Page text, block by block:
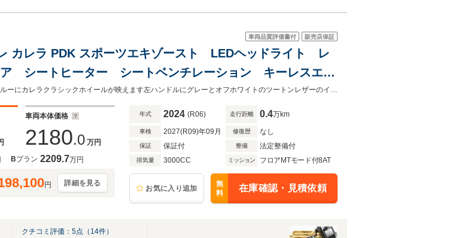
車両品質評価書付 販売店保証
カレラ PDK スポーツエキゾースト LEDヘッドライト レ
ア シートヒーター シートベンチレーション キーレスエン
スポーツステアリング レーンチェンジアシスト スポーツ人気のグラファイトブルーにカレラクラシックホイールが映えます左ハンドルにグレーとオフホワイトのツートンレザーのインテリアがオープンドライブの雰囲気を盛り上げます
車両本体価格
2180.0 万円
Bプラン 2209.7万円
円 詳細を見る
年式 2024 (R06) 走行距離 0.4万km
車検 2027(R09)年09月 修復歴 なし
保証 保証付 整備 法定整備付
排気量 3000CC ミッション フロアMTモード付8AT
お気に入り追加
無
料
在庫確認・見積依頼
クチコミ評価： 5点（ 14件）